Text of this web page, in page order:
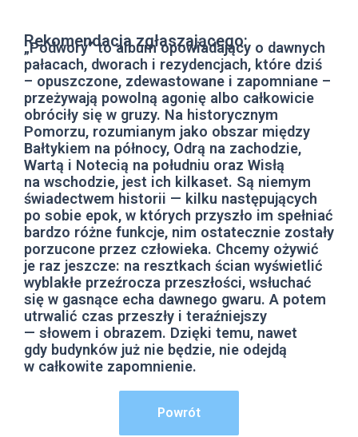
Rekomendacja zgłaszającego:
„Podwory” to album opowiadający o dawnych
pałacach, dworach i rezydencjach, które dziś
– opuszczone, zdewastowane i zapomniane –
przeżywają powolną agonię albo całkowicie
obróciły się w gruzy. Na historycznym
Pomorzu, rozumianym jako obszar między
Bałtykiem na północy, Odrą na zachodzie,
Wartą i Notecią na południu oraz Wisłą
na wschodzie, jest ich kilkaset. Są niemym
świadectwem historii — kilku następujących
po sobie epok, w których przyszło im spełniać
bardzo różne funkcje, nim ostatecznie zostały
porzucone przez człowieka. Chcemy ożywić
je raz jeszcze: na resztkach ścian wyświetlić
wyblakłe przeźrocza przeszłości, wsłuchać
się w gasnące echa dawnego gwaru. A potem
utrwalić czas przeszły i teraźniejszy
— słowem i obrazem. Dzięki temu, nawet
gdy budynków już nie będzie, nie odejdą
w całkowite zapomnienie.
Powrót